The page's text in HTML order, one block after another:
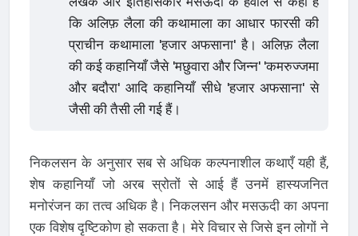
कि अलिफ़ लैला की कथामाला का आधार फारसी की
प्राचीन कथामाला 'हजार अफसाना' है। अलिफ़ लैला
की कई कहानियाँ जैसे 'मछुवारा और जिन्न' 'कमरुज्जमा
और बदौरा' आदि कहानियाँ सीधे 'हजार अफसाना' से
जैसी की तैसी ली गई हैं।
निकलसन के अनुसार सब से अधिक कल्पनाशील कथाएँ यही हैं,
शेष कहानियाँ जो अरब स्रोतों से आई हैं उनमें हास्यजनित
मनोरंजन का तत्व अधिक है। निकलसन और मसऊदी का अपना
एक विशेष दृष्टिकोण हो सकता है। मेरे विचार से जिसे इन लोगों ने